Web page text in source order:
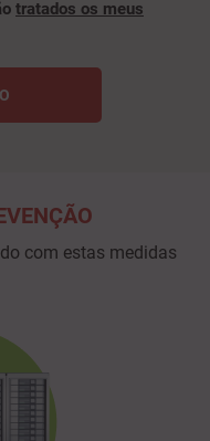
tratados os meus
com estas medidas